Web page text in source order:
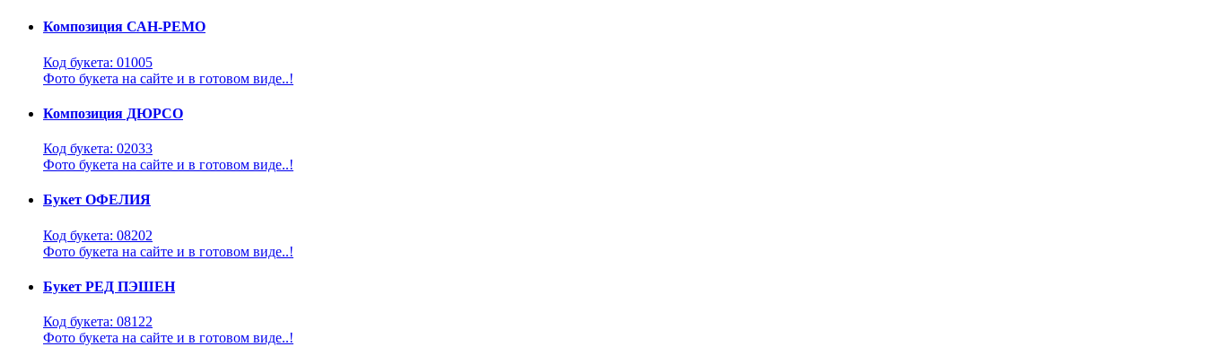
Композиция САН-РЕМО
Код букета: 01005
Фото букета на сайте и в готовом виде..!
Композиция ДЮРСО
Код букета: 02033
Фото букета на сайте и в готовом виде..!
Букет ОФЕЛИЯ
Код букета: 08202
Фото букета на сайте и в готовом виде..!
Букет РЕД ПЭШЕН
Код букета: 08122
Фото букета на сайте и в готовом виде..!